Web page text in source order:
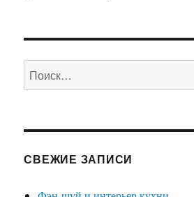
шуй.
советы
все
Искать:
СВЕЖИЕ ЗАПИСИ